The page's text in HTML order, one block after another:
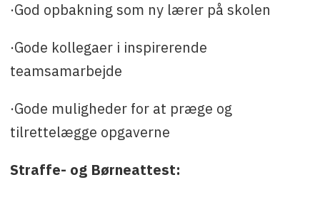
·God opbakning som ny lærer på skolen
·Gode kollegaer i inspirerende
teamsamarbejde
·Gode muligheder for at præge og
tilrettelægge opgaverne
Straffe- og Børneattest: